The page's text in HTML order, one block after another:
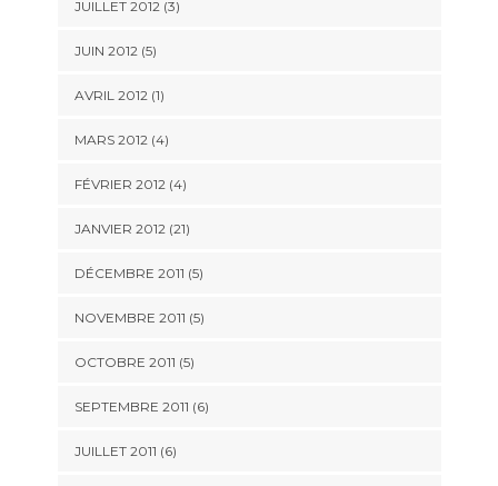
JUILLET 2012 (3)
JUIN 2012 (5)
AVRIL 2012 (1)
MARS 2012 (4)
FÉVRIER 2012 (4)
JANVIER 2012 (21)
DÉCEMBRE 2011 (5)
NOVEMBRE 2011 (5)
OCTOBRE 2011 (5)
SEPTEMBRE 2011 (6)
JUILLET 2011 (6)